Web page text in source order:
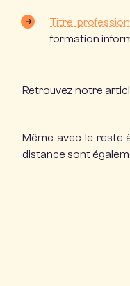
Titre
formation
Retrouvez notre
Même avec le reste
distance sont